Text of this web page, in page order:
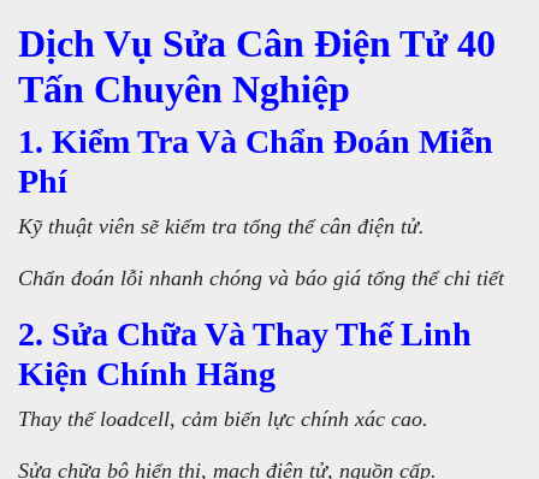
Dịch Vụ Sửa Cân Điện Tử 40
Tấn Chuyên Nghiệp
1. Kiểm Tra Và Chẩn Đoán Miễn
Phí
Kỹ thuật viên sẽ kiểm tra tổng thể cân điện tử.
Chẩn đoán lỗi nhanh chóng và báo giá tổng thể chi tiết
2. Sửa Chữa Và Thay Thế Linh
Kiện Chính Hãng
Thay thế loadcell, cảm biến lực chính xác cao.
Sửa chữa bộ hiển thị, mạch điện tử, nguồn cấp.